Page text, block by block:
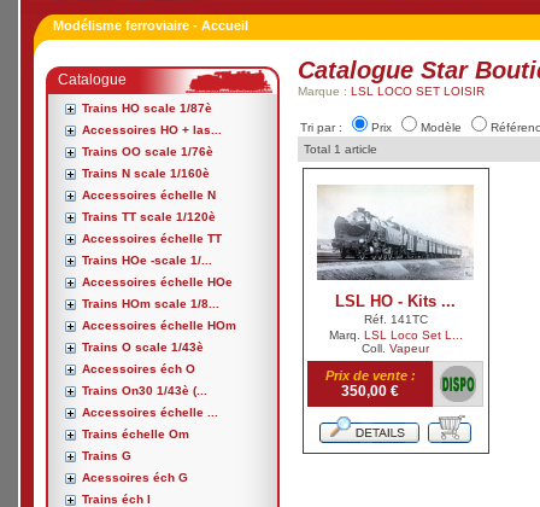
Modélisme ferroviaire - Accueil
Catalogue
Trains HO scale 1/87è
Accessoires HO + las...
Trains OO scale 1/76è
Trains N scale 1/160è
Accessoires échelle N
Trains TT scale 1/120è
Accessoires échelle TT
Trains HOe -scale 1/...
Accessoires échelle HOe
Trains HOm scale 1/8...
Accessoires échelle HOm
Trains O scale 1/43è
Accessoires éch O
Trains On30 1/43è (...
Accessoires échelle ...
Trains échelle Om
Trains G
Acessoires éch G
Trains éch I
Catalogue Star
Marque : LSL LOCO SET LOISIR
Tri par : Prix Modèle
Total 1 article
LSL HO - Kits ...
Réf. 141TC
Marq. LSL Loco Set L...
Coll. Vapeur
Prix de vente :
350,00 €